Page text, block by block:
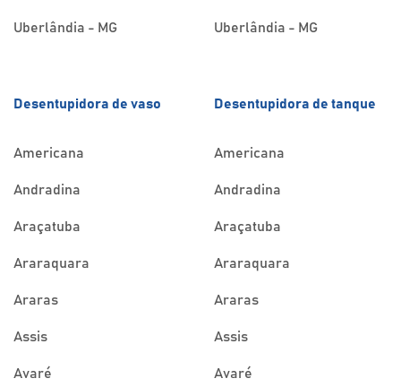
Uberlândia - MG Uberlândia - MG
Desentupidora de vaso
Americana
Andradina
Araçatuba
Araraquara
Araras
Assis
Avaré
Desentupidora de tanque
Americana
Andradina
Araçatuba
Araraquara
Araras
Assis
Avaré